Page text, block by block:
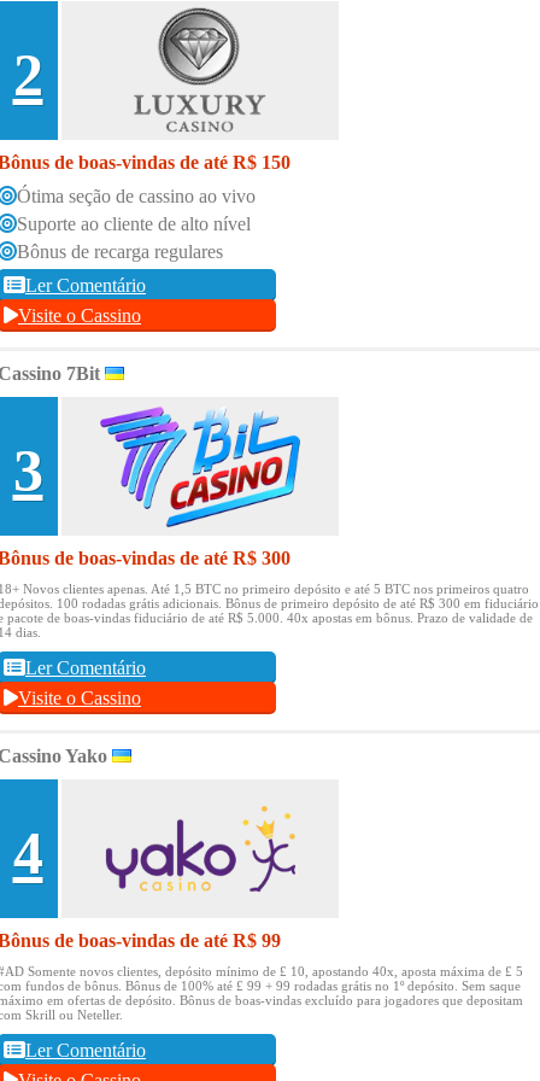
2
de boas-vindas de até R$ 150
Ótima seção de cassino ao vivo
Suporte ao cliente de alto nível
Bônus de recarga regulares
Ler Comentário
Visite o Cassino
7Bit
3
de boas-vindas de até R$ 300
Novos clientes apenas. Até 1,5 BTC no primeiro depósito e até 5 BTC nos primeiros quatro
100 rodadas grátis adicionais. Bônus de primeiro depósito de até R$ 300 em fiduciário
pacote de boas-vindas fiduciário de até R$ 5.000. 40x apostas em bônus. Prazo de validade de
dias.
Ler Comentário
Visite o Cassino
Yako
4
de boas-vindas de até R$ 99
Somente novos clientes, depósito mínimo de £ 10, apostando 40x, aposta máxima de £ 5
fundos de bônus. Bônus de 100% até £ 99 + 99 rodadas grátis no 1º depósito. Sem saque
em ofertas de depósito. Bônus de boas-vindas excluído para jogadores que depositam
Skrill ou Neteller.
Ler Comentário